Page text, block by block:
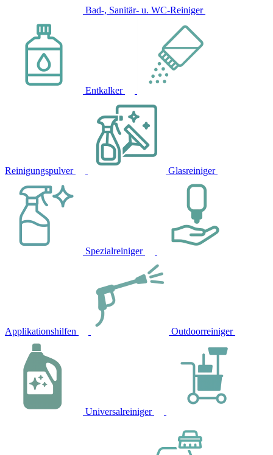
Bad-, Sanitär- u. WC-Reiniger
Entkalker
Reinigungspulver Glasreiniger
Spezialreiniger
Applikationshilfen Outdoorreiniger
Universalreiniger